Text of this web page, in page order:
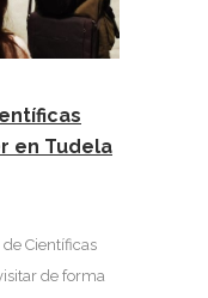
en Tudela
Científicas
de forma